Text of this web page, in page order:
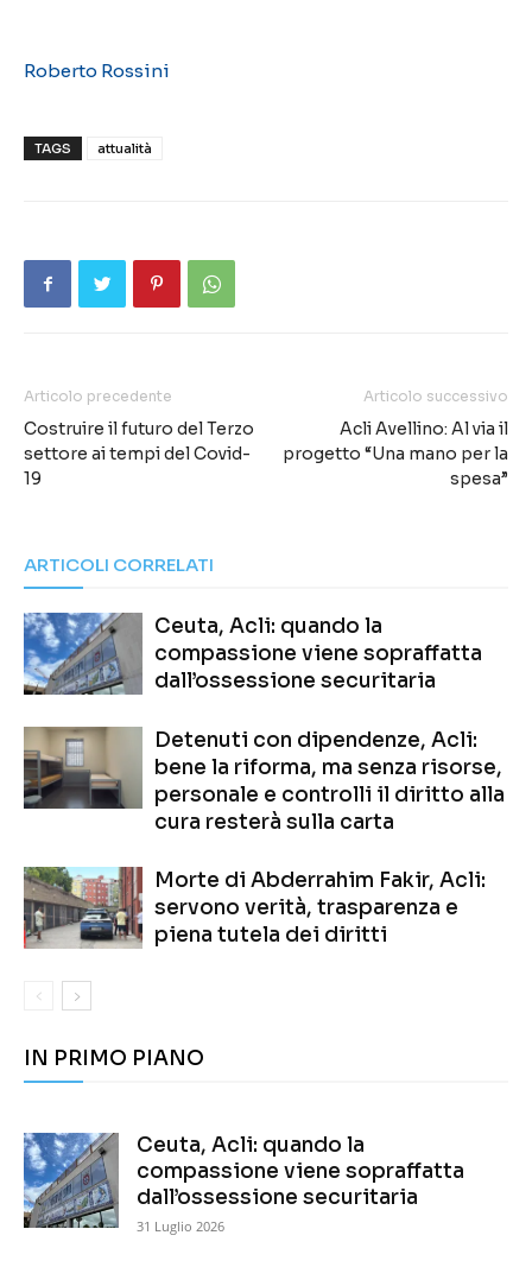
Roberto Rossini
TAGS attualità
Articolo precedente
Costruire il futuro del Terzo
settore ai tempi del Covid-
19
Articolo successivo
Acli Avellino: Al via il
progetto “Una mano per la
spesa”
ARTICOLI CORRELATI
Ceuta, Acli: quando la
compassione viene sopraffatta
dall’ossessione securitaria
Detenuti con dipendenze, Acli:
bene la riforma, ma senza risorse,
personale e controlli il diritto alla
cura resterà sulla carta
Morte di Abderrahim Fakir, Acli:
servono verità, trasparenza e
piena tutela dei diritti
IN PRIMO PIANO
Ceuta, Acli: quando la
compassione viene sopraffatta
dall’ossessione securitaria
31 Luglio 2026